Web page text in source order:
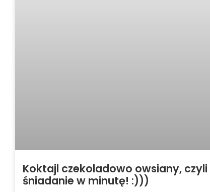
Koktajl czekoladowo owsiany, czyli
śniadanie w minutę! :)))